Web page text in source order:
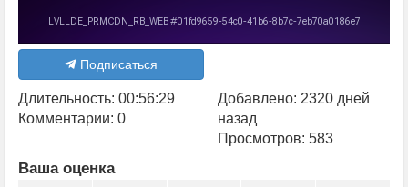
Подписаться
Длительность: 00:56:29
Комментарии: 0
Добавлено: 2320 дней
назад
Просмотров: 583
Ваша оценка